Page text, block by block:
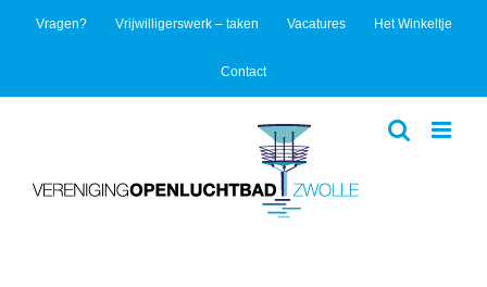
Vragen? Vrijwilligerswerk – taken Vacatures Het Winkeltje
Contact